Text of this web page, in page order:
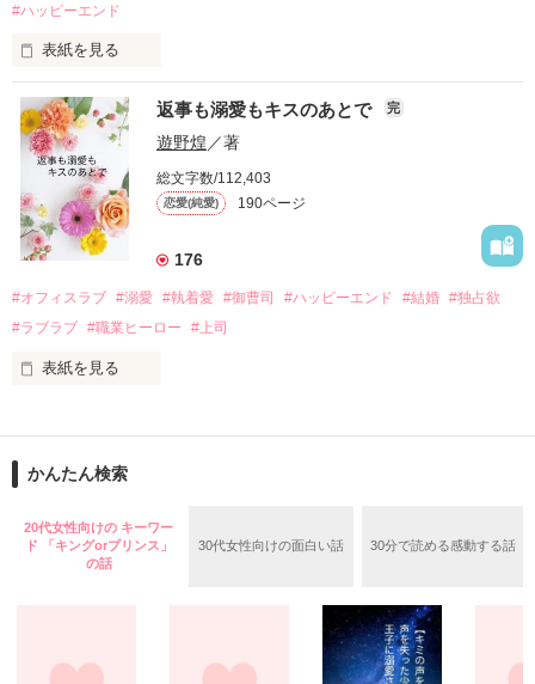
酔った勢いで一夜を共にしてしまった。
さらに、美桜が初めてだと知った哲平は
『責任をとる、結婚しよう』と真っ直ぐに告げてきた。
戸惑う美桜とは裏腹に、好きという気持ちを隠すことなく
甘やかしてくる。
そんなある日、哲平は美桜がストーカー被害に
遭っていることを知る。
美桜を守るため、哲平は同居を提案してきて――。
夏木美桜(なつきみお)
鳴海哲平 (なるみてっぺい)
2026.6.5～2026.7.25
＊以前、公開していた話の改稿版です＊
#ハッピーエンド
表紙を見る
おかしな噂を流されて前の職場でうまくいかなかった梅田美
桜は、海外で傷心旅行をしていたところ、日本人美青年と出会
い、酒の勢いもあり一夜限りの関係となる。
帰国後、美桜は新しい職場でワンナイトした美青年と再会。
なんと彼の正体は、とある財閥御曹司にも関わらず、一族を離
れて起業した新進気鋭の実業家、社内でも冷徹だと評判な社長
――御影恭司その人だったのだ――！
なぜか恭司から飼い猫の世話係を命じられた美桜は、猫の世
の関係となってしまい――？
返事も溺愛もキスのあとで 完
遊野煌／著
総文字数/112,403
恋愛(純愛) 190ページ
176
#オフィスラブ #溺愛 #執着愛 #御曹司 #ハッピーエンド #結婚 #独占欲
#ラブラブ #職業ヒーロー #上司
表紙を見る
ションの企画戦略室で働いている。
めた、同期で恋人の石垣守（26）がいるのだが、後輩の姫原由
いた。
守と由羅から『便利屋雛子』と馬鹿にされ、一人こっそり泣い
ていた雛子に、企画戦略室の上司である雪瀬鷹哉（29）が
鷹哉『宜しくな、俺の雛子』🦅
かんたん検索
20代女性向けの キーワー
ド 「キングorプリンス」
の話
30代女性向けの面白い話 30分で読める感動する話